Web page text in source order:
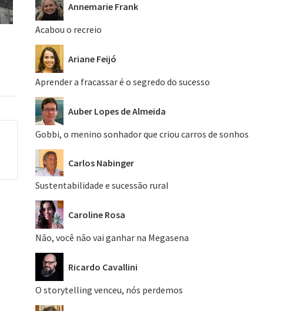
Annemarie Frank
Acabou o recreio
Ariane Feijó
Aprender a fracassar é o segredo do sucesso
Auber Lopes de Almeida
Gobbi, o menino sonhador que criou carros de sonhos
Carlos Nabinger
Sustentabilidade e sucessão rural
Caroline Rosa
Não, você não vai ganhar na Megasena
Ricardo Cavallini
O storytelling venceu, nós perdemos